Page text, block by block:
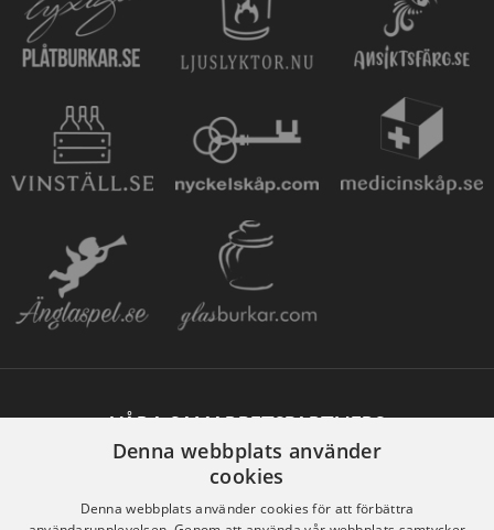
VÅRA SAMARBETSPARTNERS
Denna webbplats använder
cookies
Denna webbplats använder cookies för att förbättra